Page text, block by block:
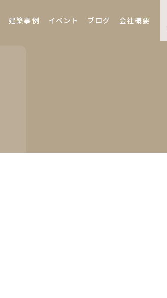
建築事例 イベント ブログ 会社概要